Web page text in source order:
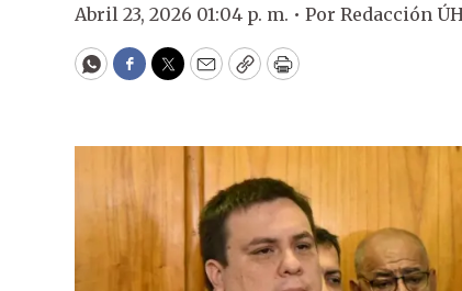
Abril 23, 2026 01:04 p. m. • Por Redacción
WhatsApp
Facebook
Twitter
EmailCopyPrint